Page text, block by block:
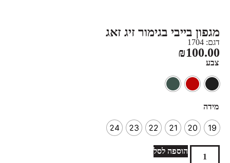
מגפון בייבי בגימור זיג זאג
דגם: 1704
₪100.00
צבע
מידה
19
20
21
22
23
24
הוספה לסל